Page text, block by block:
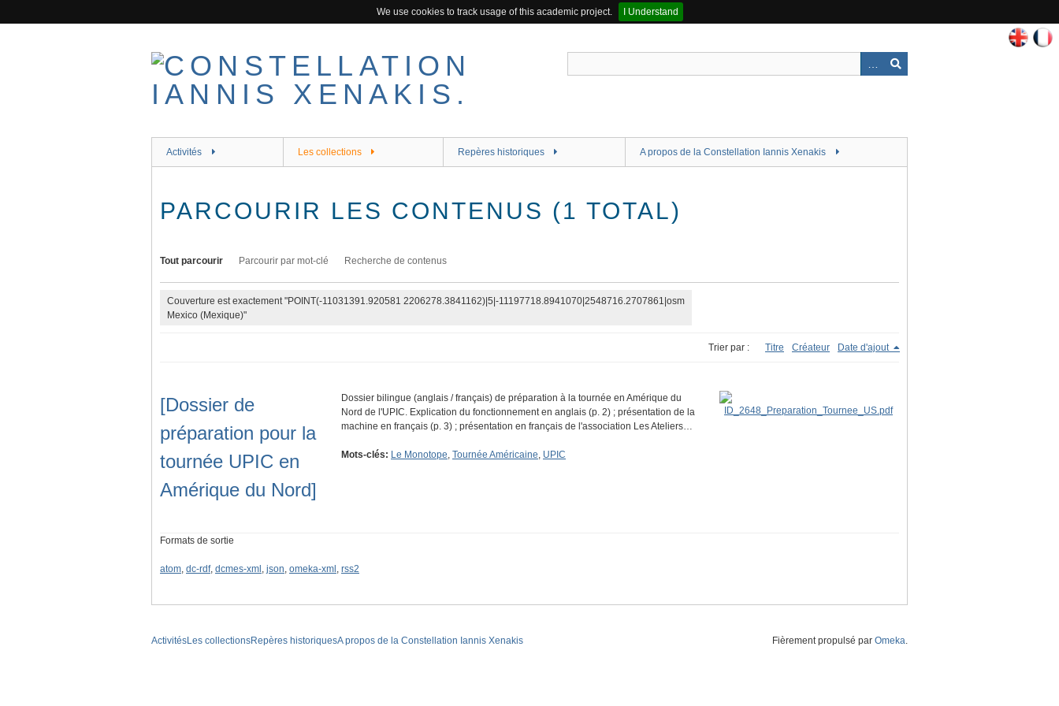
We use cookies to track usage of this academic project.
I Understand
Activités Les collections Repères historiques A propos de la Constellation Iannis Xenakis
PARCOURIR LES CONTENUS (1 TOTAL)
Tout parcourir Parcourir par mot-clé Recherche de contenus
Couverture est exactement "POINT(-11031391.920581 2206278.3841162)|5|-11197718.8941070|2548716.2707861|osm
Mexico (Mexique)"
Trier par : Titre Créateur Date d'ajout
[Dossier de
préparation pour la
tournée UPIC en
Amérique du Nord]
Dossier bilingue (anglais / français) de préparation à la tournée en Amérique du
Nord de l'UPIC. Explication du fonctionnement en anglais (p. 2) ; présentation de la
machine en français (p. 3) ; présentation en français de l'association Les Ateliers…
Mots-clés: Le Monotope, Tournée Américaine, UPIC
Formats de sortie
atom, dc-rdf, dcmes-xml , json, omeka-xml , rss2
ActivitésLes collectionsRepères historiquesA propos de la Constellation Iannis Xenakis Fièrement propulsé par Omeka.